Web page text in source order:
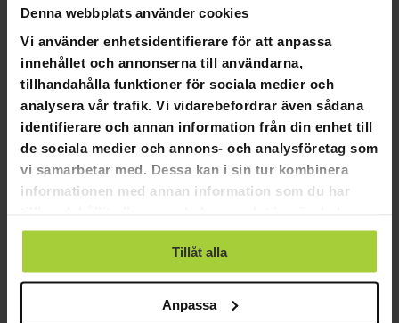
Denna webbplats använder cookies
Vi använder enhetsidentifierare för att anpassa
innehållet och annonserna till användarna,
tillhandahålla funktioner för sociala medier och
analysera vår trafik. Vi vidarebefordrar även sådana
identifierare och annan information från din enhet till
de sociala medier och annons- och analysföretag som
vi samarbetar med. Dessa kan i sin tur kombinera
informationen med annan information som du har
använt deras tjänster.
Tillåt alla
Anpassa
STÄLL EN FRÅGA
Recensioner Frågor
10-05-2025
Anonymous
PinPointer metalldetektor
Bra och lättanvänd. Fungerar exakt för att hitta metaller i
en skopa jord som har grävts upp från marken.
Klondike PinPointer metalldetektor